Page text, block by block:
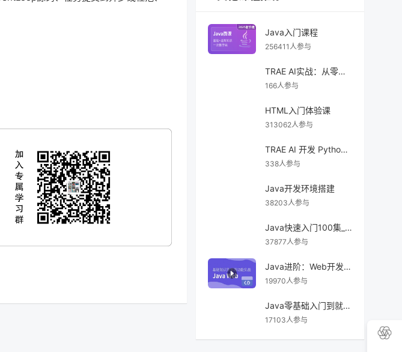
Java入门课程
256411人参与
TRAE AI实战：从零开发Spring Boot完整系统
166人参与
HTML入门体验课
313062人参与
TRAE AI 开发 Python Django 后台管理系统
338人参与
Java开发环境搭建
38203人参与
Java快速入门100集_新手自学教程
37877人参与
Java进阶：Web开发实战
19970人参与
Java零基础入门到就业（合集）
17103人参与